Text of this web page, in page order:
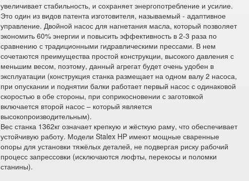
увеличивает стабильность, и сохраняет энергопотребление и усилие.
Это один из видов патента изготовителя, называемый - адаптивное
управление. Двойной насос для нагнетания масла, который позволяет
экономить 60% энергии и повысить эффективность в 2-3 раза по
сравнению с традиционными гидравлическими прессами. В нем
сочетаются преимущества простой конструкции, высокого давления с
меньшим весом, поэтому, данный агрегат будет очень удобен в
эксплуатации (конструкция станка размещает на одном валу 2 насоса,
при опускании и поднятии балки работает первый насос с одинаковой
скоростью в обе стороны, при соприкосновении с заготовкой
включается второй насос – который является
высокопроизводительным).
Вес станка 1362кг означает крепкую и жёсткую раму, что обеспечивает
устойчивую работу. Модели Stalex HP имеют мощные сваренные
опоры для установки тяжёлых деталей, не подвергая риску рабочий
процесс запрессовки (исключаются люфты, перекосы и поломки
станины).